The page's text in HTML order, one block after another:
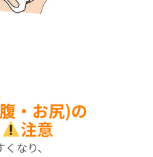
・お尻)の
注意
なり、